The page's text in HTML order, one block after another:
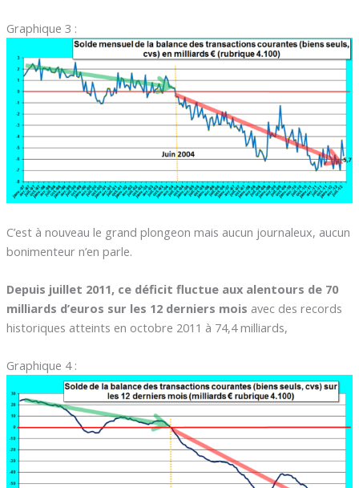
Graphique 3 :
C’est à nouveau le grand plongeon mais aucun journaleux, aucun
bonimenteur n’en parle.
Depuis juillet 2011, ce déficit fluctue aux alentours de 70
milliards d’euros sur les 12 derniers mois avec des records
historiques atteints en octobre 2011 à 74,4 milliards,
Graphique 4 :